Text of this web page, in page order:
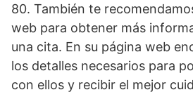
80. También te
web para obtener más
una cita. En su página web
los detalles necesarios para
con ellos y recibir el mejor